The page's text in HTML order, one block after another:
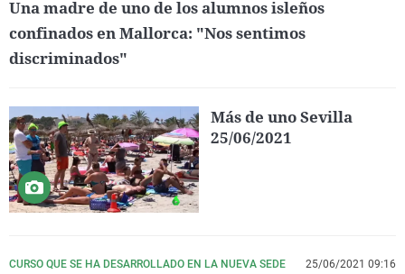
Una madre de uno de los alumnos isleños
confinados en Mallorca: "Nos sentimos
discriminados"
Más de uno Sevilla
25/06/2021
CURSO QUE SE HA DESARROLLADO EN LA NUEVA SEDE 25/06/2021 09:16